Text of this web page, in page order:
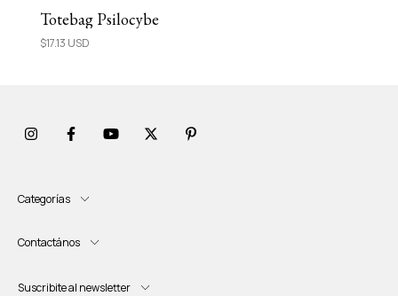
Totebag Psilocybe
$17.13 USD
Categorías
Contactános
Suscribite al newsletter